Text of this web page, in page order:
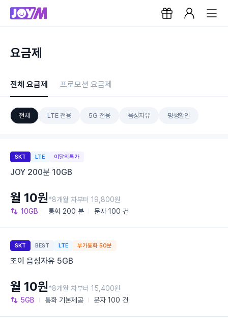
요금제
전체 요금제 프로모션 요금제
전체 LTE 전용 5G 전용 음성자유 평생할인
SKT LTE 이달의특가
JOY 200분 10GB
10GB 통화 200 분 문자 100 건
월 10원*8개월 차부터 19,800원
SKT BEST LTE 부가통화 50분
조이 음성자유 5GB
5GB 통화 기본제공 문자 100 건
월 10원*8개월 차부터 15,400원